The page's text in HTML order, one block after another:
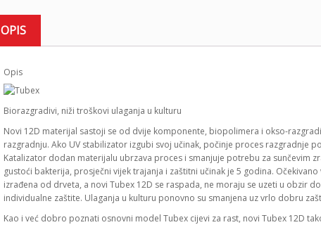
OPIS
Opis
Biorazgradivi, niži troškovi ulaganja u kulturu
Novi 12D materijal sastoji se od dvije komponente, biopolimera i okso-
razgradnju. Ako UV stabilizator izgubi svoj učinak, počinje proces razgradnje
Katalizator dodan materijalu ubrzava proces i smanjuje potrebu za sunčevim
gustoći bakterija, prosječni vijek trajanja i zaštitni učinak je 5 godina.
izrađena od drveta, a novi Tubex 12D se raspada, ne moraju se uzeti u obzir
individualne zaštite. Ulaganja u kulturu ponovno su smanjena uz vrlo dobru
Kao i već dobro poznati osnovni model Tubex cijevi za rast, novi Tubex 12D